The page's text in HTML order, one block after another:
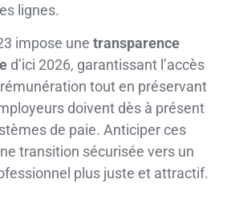
lignes.
impose une transparence
d’ici 2026, garantissant l’accès
tout en préservant
doivent dès à présent
de paie. Anticiper ces
transition sécurisée vers un
plus juste et attractif.